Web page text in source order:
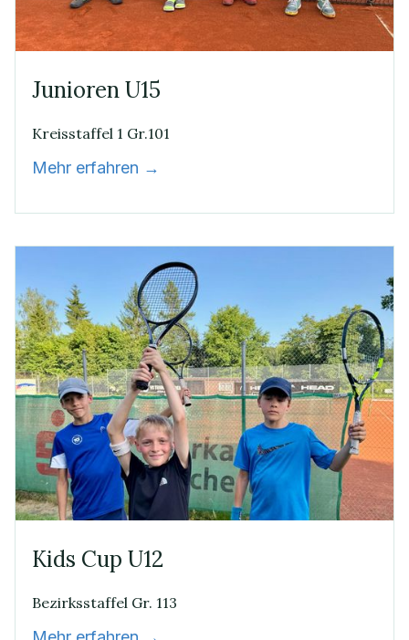
Junioren U15
Kreisstaffel 1 Gr.101
Mehr erfahren →
Kids Cup U12
Bezirksstaffel Gr. 113